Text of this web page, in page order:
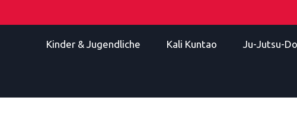
Kinder & Jugendliche Kali Kuntao Ju-Jutsu-Do